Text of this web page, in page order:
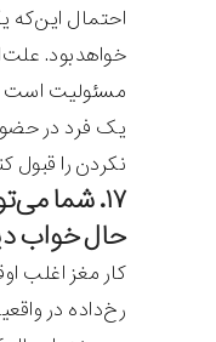
احتمال این‌که
خواهدبود.
مسئولیت است
یک فرد در
نکردن را قبول
۱۷. شما
حال خواب
کار مغز اغلب
رخ‌داده در